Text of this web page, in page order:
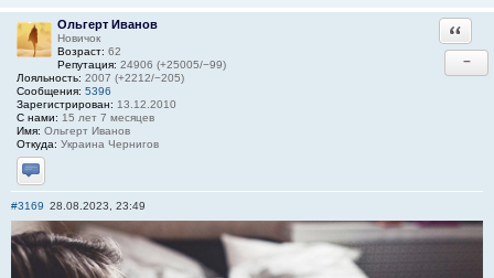
Ольгерт Иванов
Новичок
Возраст: 62
Репутация: 24906 (+25005/−99)
Лояльность: 2007 (+2212/−205)
Сообщения: 5396
Зарегистрирован: 13.12.2010
С нами: 15 лет 7 месяцев
Имя: Ольгерт Иванов
Откуда: Украина Чернигов
Отправить личное сообщение
−
#3169 28.08.2023, 23:49